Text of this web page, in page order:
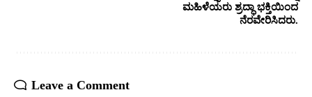
ಮಹಿಳೆಯರು ಶ್ರದ್ಧಾ ಭಕ್ತಿಯಿಂದ
ನೆರವೇರಿಸಿದರು.
Leave a Comment